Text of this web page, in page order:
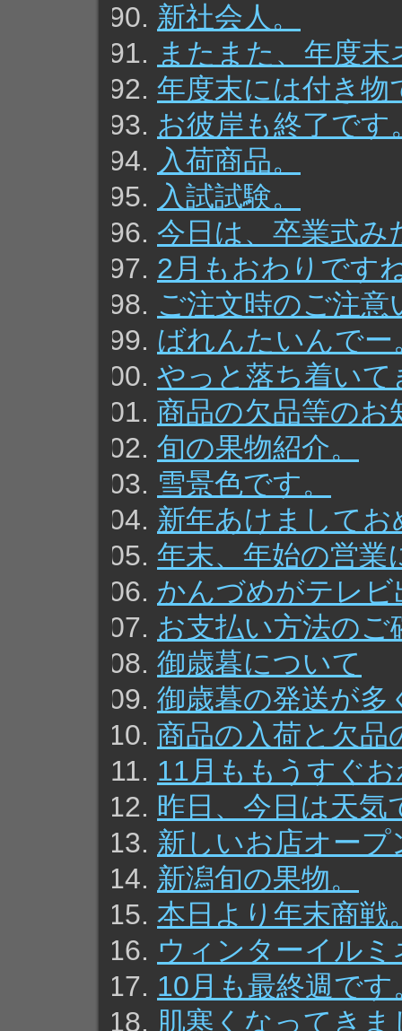
新社会人。
またまた、年度
年度末には付き物
お彼岸も終了です
入荷商品。
入試試験。
今日は、卒業式み
2月もおわりです
ご注文時のご注意
ばれんたいんでー
やっと落ち着いて
商品の欠品等のお
旬の果物紹介。
雪景色です。
新年あけまして
年末、年始の営業
かんづめがテレ
お支払い方法のご
御歳暮について
御歳暮の発送が
商品の入荷と欠品
11月ももうすぐ
昨日、今日は天気
新しいお店オープ
新潟旬の果物。
本日より年末商戦
ウィンターイル
10月も最終週です
肌寒くなってきま